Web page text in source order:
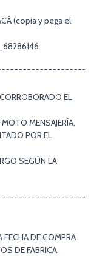
(copia y pega el
EL
MENSAJERÍA,
POR EL
SEGÚN LA
DE COMPRA
DE FABRICA.